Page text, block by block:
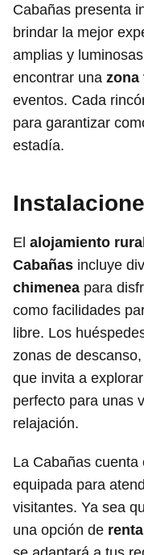
Cabañas presenta
brindar la mejor
amplias y
encontrar una zona
eventos. Cada
para garantizar
estadía.
El alojamiento
Cabañas incluye
chimenea para
como facilidades
libre. Los
zonas de
que invita a
perfecto para unas
relajación.
La Cabañas
equipada para
visitantes. Ya sea
una opción de